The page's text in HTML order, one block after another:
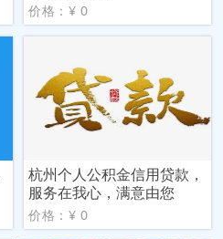
价格：¥ 0
杭州个人公积金信用贷款，
服务在我心，满意由您
价格：¥ 0